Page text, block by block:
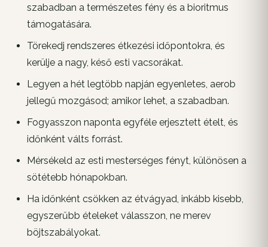
szabadban a természetes fény és a bioritmus
támogatására.
Törekedj rendszeres étkezési időpontokra, és
kerülje a nagy, késő esti vacsorákat.
Legyen a hét legtöbb napján egyenletes, aerob
jellegű mozgásod; amikor lehet, a szabadban.
Fogyasszon naponta egyféle erjesztett ételt, és
időnként válts forrást.
Mérsékeld az esti mesterséges fényt, különösen a
sötétebb hónapokban.
Ha időnként csökken az étvágyad, inkább kisebb,
egyszerűbb ételeket válasszon, ne merev
böjtszabályokat.